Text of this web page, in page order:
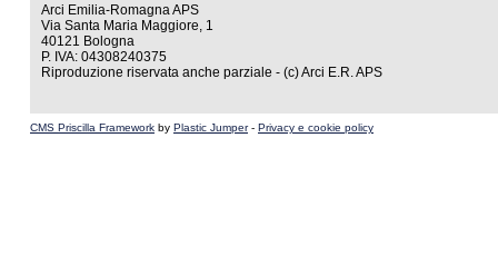
Arci Emilia-Romagna APS
Via Santa Maria Maggiore, 1
40121 Bologna
P. IVA: 04308240375
Riproduzione riservata anche parziale - (c) Arci E.R. APS
CMS Priscilla Framework by Plastic Jumper- Privacy e cookie policy